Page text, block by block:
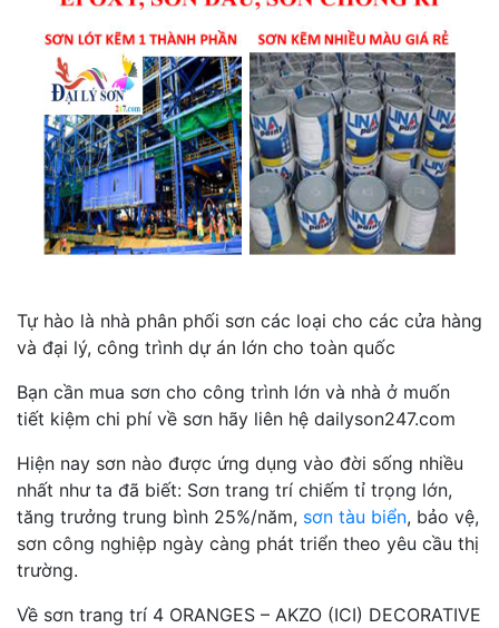
Tự hào là nhà phân phối sơn các loại cho các cửa hàng
và đại lý, công trình dự án lớn cho toàn quốc
Bạn cần mua sơn cho công trình lớn và nhà ở muốn
tiết kiệm chi phí về sơn hãy liên hệ dailyson247.com
Hiện nay sơn nào được ứng dụng vào đời sống nhiều
nhất như ta đã biết: Sơn trang trí chiếm tỉ trọng lớn,
tăng trưởng trung bình 25%/năm, sơn tàu biển, bảo vệ,
sơn công nghiệp ngày càng phát triển theo yêu cầu thị
trường.
Về sơn trang trí 4 ORANGES – AKZO (ICI) DECORATIVE